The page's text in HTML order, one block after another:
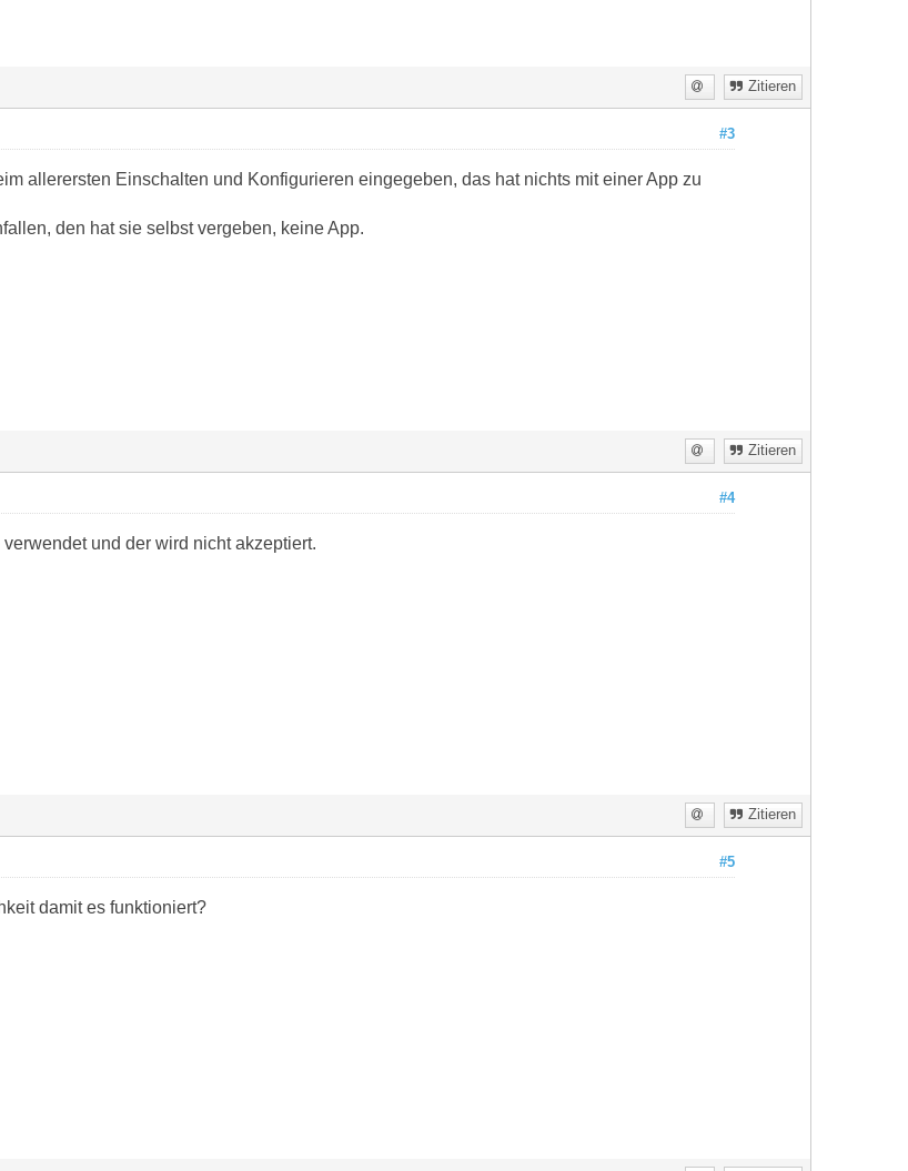
Zitieren
#3
allerersten Einschalten und Konfigurieren eingegeben, das hat nichts mit einer App zu
den hat sie selbst vergeben, keine App.
Zitieren
#4
und der wird nicht akzeptiert.
Zitieren
#5
damit es funktioniert?